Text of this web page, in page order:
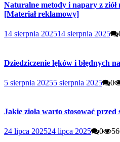
Naturalne metody i napary z ziół
[Materiał reklamowy]
14 sierpnia 202514 sierpnia 2025
Dziedziczenie lęków i błędnych
5 sierpnia 20255 sierpnia 2025 0
Jakie zioła warto stosować
24 lipca 202524 lipca 2025 0